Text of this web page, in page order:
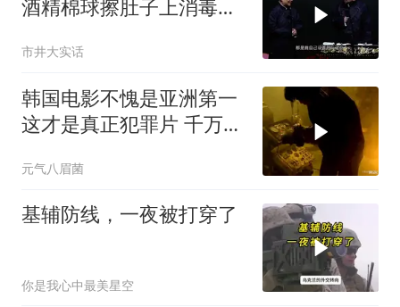
酒精棉球擦肚子上消毒，
擦反了？
市井大实话
韩国电影不愧是亚洲第一
这才是真正犯罪片 千万不
元气八眉菌
基辅防线，一夜被打穿了
你是我心中最美星空